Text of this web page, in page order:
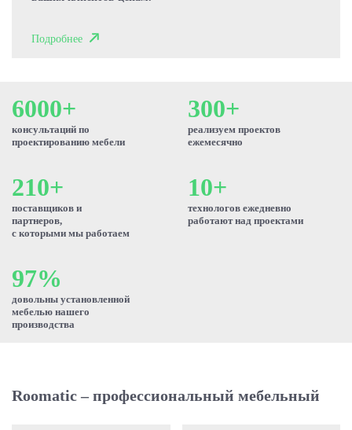
Подробнее
6000+
консультаций по
проектированию мебели
300+
реализуем проектов
ежемесячно
210+
поставщиков и
партнеров,
с которыми мы работаем
10+
технологов ежедневно
работают над проектами
97%
довольны установленной
мебелью нашего
производства
Roomatic – профессиональный мебельный